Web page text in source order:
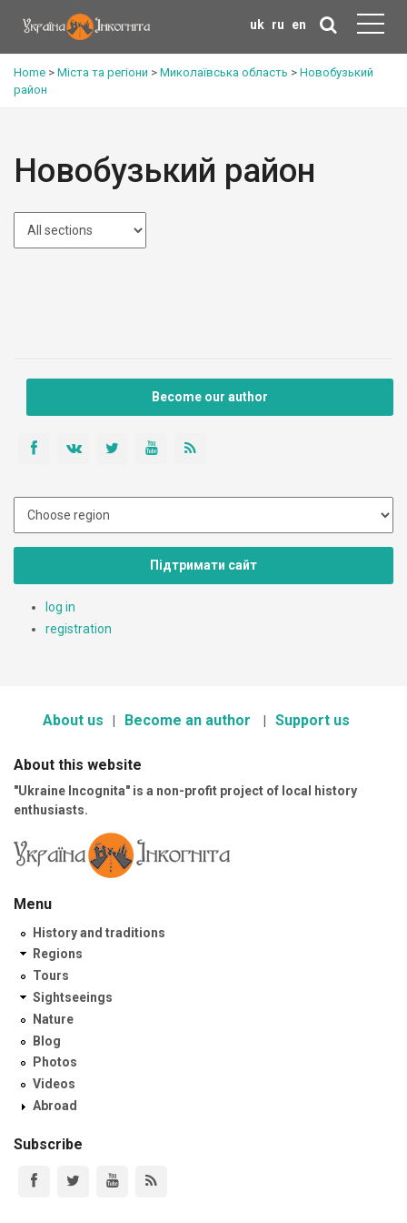
uk ru en
Home > Міста та регіони > Миколаївська область > Новобузький
район
Новобузький район
Become our author
Підтримати сайт
log in
registration
About us Become an author Support us
About this website
"Ukraine Incognita" is a non-profit project of local history
enthusiasts.
Menu
History and traditions
Regions
Tours
Sightseeings
Nature
Blog
Photos
Videos
Abroad
Subscribe